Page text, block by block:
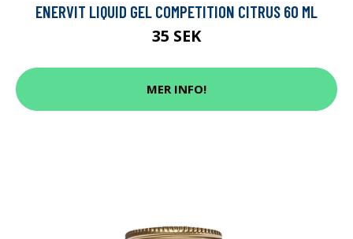
ENERVIT LIQUID GEL COMPETITION CITRUS 60 ML
35 SEK
MER INFO!